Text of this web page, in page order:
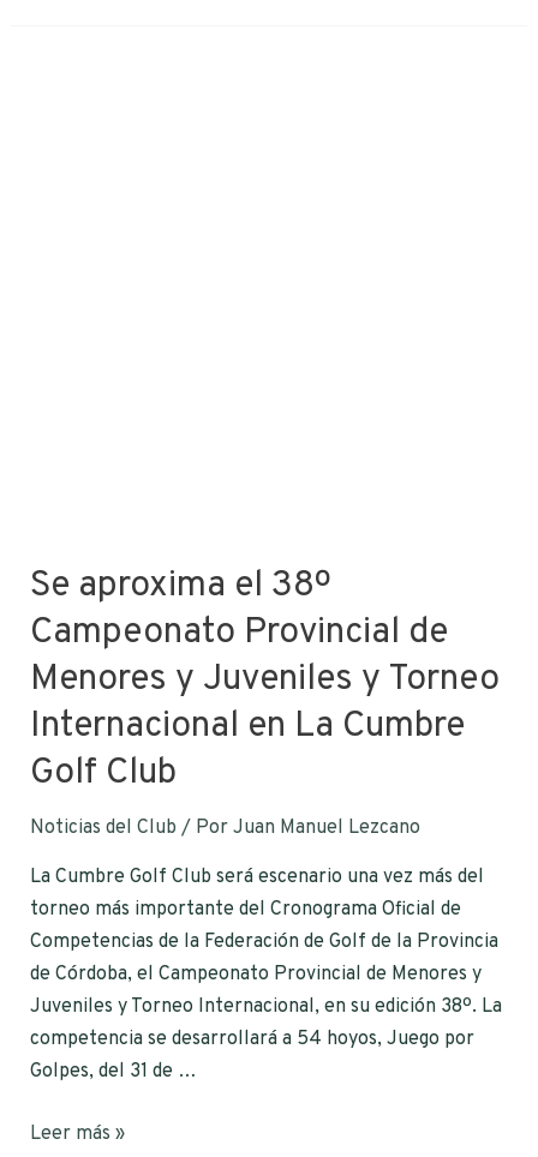
Se aproxima el 38º
Campeonato Provincial de
Menores y Juveniles y Torneo
Internacional en La Cumbre
Golf Club
Noticias del Club / Por Juan Manuel Lezcano
La Cumbre Golf Club será escenario una vez más del
torneo más importante del Cronograma Oficial de
Competencias de la Federación de Golf de la Provincia
de Córdoba, el Campeonato Provincial de Menores y
Juveniles y Torneo Internacional, en su edición 38º. La
competencia se desarrollará a 54 hoyos, Juego por
Golpes, del 31 de …
Leer más »